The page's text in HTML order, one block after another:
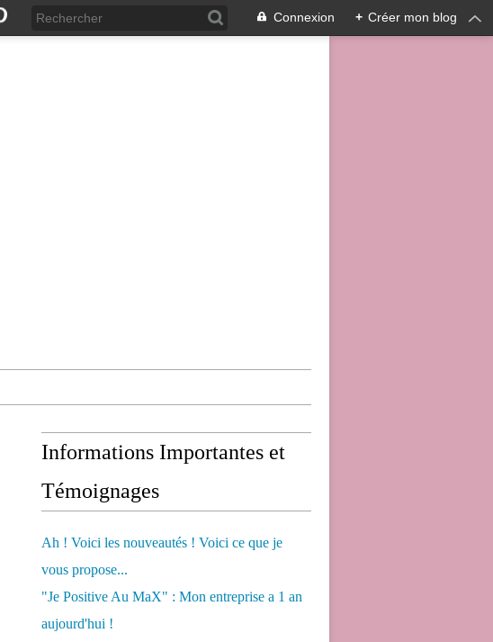
Connexion + Créer mon blog
Informations Importantes et
Témoignages
Ah ! Voici les nouveautés ! Voici ce que je
vous propose...
"Je Positive Au MaX" : Mon entreprise a 1 an
aujourd'hui !